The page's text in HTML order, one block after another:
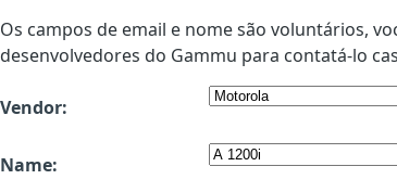
Os campos de email e nome são voluntários,
desenvolvedores do Gammu para contatá-lo
Vendor:
Name: